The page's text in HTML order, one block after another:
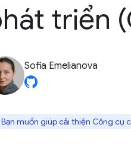
triển
Sofia Emelianova
Bạn muốn giúp cải thiện Công cụ